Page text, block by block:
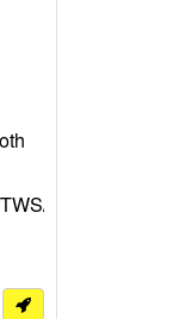
LED/